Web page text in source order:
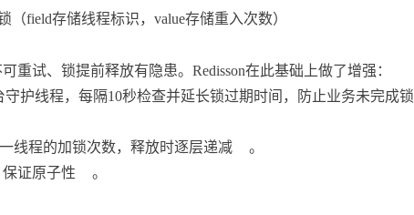
（field存储线程标识，value存储重入次数）
重试、锁提前释放有隐患。Redisson在此基础上做了增强：
守护线程，每隔10秒检查并延长锁过期时间，防止业务未完成锁
线程的加锁次数，释放时逐层递减
。
证原子性
。